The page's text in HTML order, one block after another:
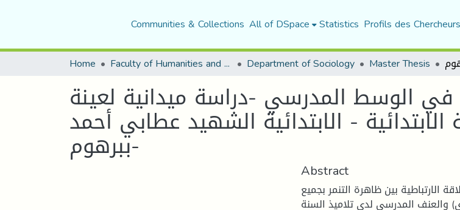
Communities & Collections All of DSpace Statistics Profils des Chercheurs
Home Faculty of Humanities and Social Sciences Department of Sociology Master Thesis
في الوسط المدرسي -دراسة ميدانية لعينة
- الابتدائية الشهيد عطابي أحمد
ببرهوم-
Abstract
الارتباطية بين ظاهرة التنمر بجميع
والعنف المدرسي لدى تلاميذ السنة